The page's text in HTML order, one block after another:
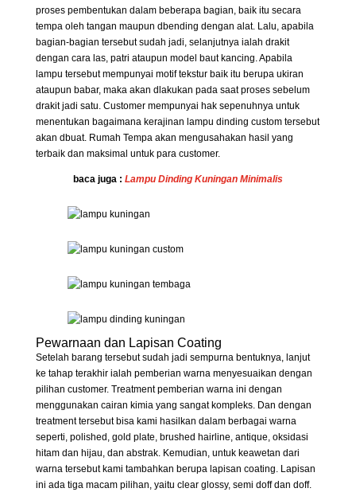
proses pembentukan dalam beberapa bagian, baik itu secara
tempa oleh tangan maupun dbending dengan alat. Lalu, apabila
bagian-bagian tersebut sudah jadi, selanjutnya ialah drakit
dengan cara las, patri ataupun model baut kancing. Apabila
lampu tersebut mempunyai motif tekstur baik itu berupa ukiran
ataupun babar, maka akan dlakukan pada saat proses sebelum
drakit jadi satu. Customer mempunyai hak sepenuhnya untuk
menentukan bagaimana kerajinan lampu dinding custom tersebut
akan dbuat. Rumah Tempa akan mengusahakan hasil yang
terbaik dan maksimal untuk para customer.
baca juga : Lampu Dinding Kuningan Minimalis
Pewarnaan dan Lapisan Coating
Setelah barang tersebut sudah jadi sempurna bentuknya, lanjut
ke tahap terakhir ialah pemberian warna menyesuaikan dengan
pilihan customer. Treatment pemberian warna ini dengan
menggunakan cairan kimia yang sangat kompleks. Dan dengan
treatment tersebut bisa kami hasilkan dalam berbagai warna
seperti, polished, gold plate, brushed hairline, antique, oksidasi
hitam dan hijau, dan abstrak. Kemudian, untuk keawetan dari
warna tersebut kami tambahkan berupa lapisan coating. Lapisan
ini ada tiga macam pilihan, yaitu clear glossy, semi doff dan doff.